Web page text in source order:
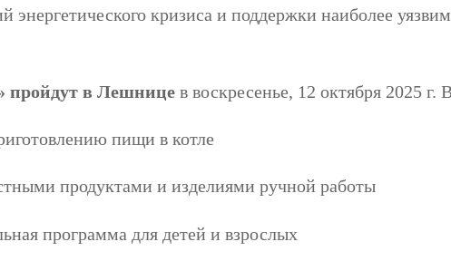
энергетического кризиса и поддержки наиболее
пройдут в Лешнице в воскресенье, 12 октября 2025 г.
пищи в котле
продуктами и изделиями ручной работы
программа для детей и взрослых